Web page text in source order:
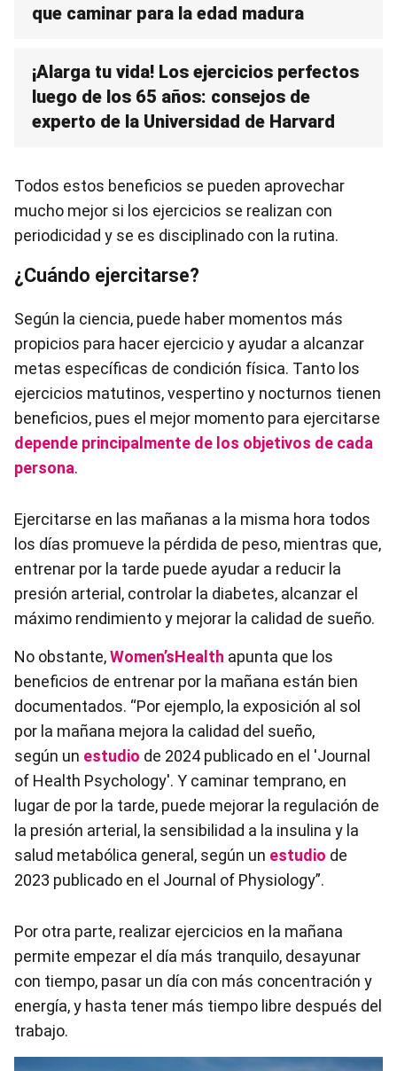
que caminar para la edad madura
¡Alarga tu vida! Los ejercicios perfectos
luego de los 65 años: consejos de
experto de la Universidad de Harvard
Todos estos beneficios se pueden aprovechar
mucho mejor si los ejercicios se realizan con
periodicidad y se es disciplinado con la rutina.
¿Cuándo ejercitarse?
Según la ciencia, puede haber momentos más
propicios para hacer ejercicio y ayudar a alcanzar
metas específicas de condición física. Tanto los
ejercicios matutinos, vespertino y nocturnos tienen
beneficios, pues el mejor momento para ejercitarse
depende principalmente de los objetivos de cada
persona.
Ejercitarse en las mañanas a la misma hora todos
los días promueve la pérdida de peso, mientras que,
entrenar por la tarde puede ayudar a reducir la
presión arterial, controlar la diabetes, alcanzar el
máximo rendimiento y mejorar la calidad de sueño.
No obstante,Women’sHealth apunta que los
beneficios de entrenar por la mañana están bien
documentados. “Por ejemplo, la exposición al sol
por la mañana mejora la calidad del sueño,
según un estudio de 2024 publicado en el 'Journal
of Health Psychology'. Y caminar temprano, en
lugar de por la tarde, puede mejorar la regulación de
la presión arterial, la sensibilidad a la insulina y la
salud metabólica general, según un estudio de
2023 publicado en el Journal of Physiology”.
Por otra parte, realizar ejercicios en la mañana
permite empezar el día más tranquilo, desayunar
con tiempo, pasar un día con más concentración y
energía, y hasta tener más tiempo libre después del
trabajo.